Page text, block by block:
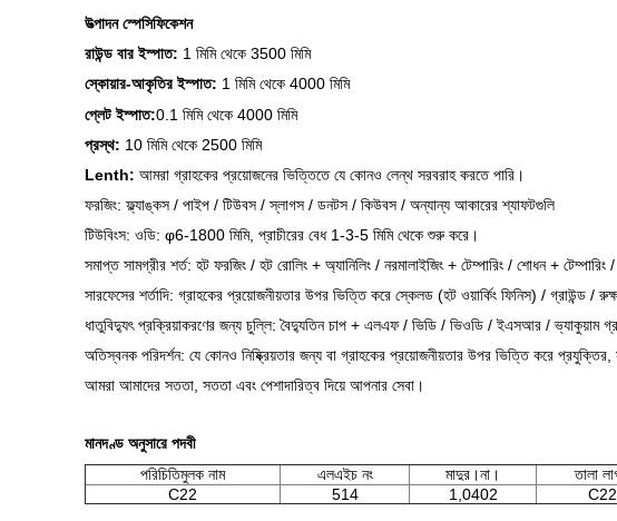
উত্পাদন স্পেসিফিকেশন
রাউন্ড বার ইস্পাত: 1 মিমি থেকে 3500 মিমি
স্কোয়ার-আকৃতির ইস্পাত: 1 মিমি থেকে 4000 মিমি
প্লেট ইস্পাত:0.1 মিমি থেকে 4000 মিমি
প্রস্থ: 10 মিমি থেকে 2500 মিমি
Lenth: আমরা গ্রাহকের প্রয়োজনের ভিত্তিতে যে কোনও লেন্থ সরবরাহ করতে পারি।
ফরজিং: ফ্ল্যাঙ্কস / পাইপ / টিউবস / স্লাগস / ডনটস / কিউবস / অন্যান্য আকারের শ্যাফটগুলি
টিউবিংস: ওডি: φ6-1800 মিমি, প্রাচীরের বেধ 1-3-5 মিমি থেকে শুরু করে।
সমাপ্ত সামগ্রীর শর্ত: হট ফরজিং / হট রোলিং + অ্যানিলিং / নরমালাইজিং + টেম্পারিং / শোধন +
সারফেসের শর্তাদি: গ্রাহকের প্রয়োজনীয়তার উপর ভিত্তি করে স্কেলড (হট ওয়ার্কিং ফিনিস) / গ্রাউন্ড / রুক্ষ
ধাতুবিদ্যুৎ প্রক্রিয়াকরণের জন্য চুল্লি: বৈদ্যুতিন চাপ + এলএফ / ভিডি / ভিওডি / ইএসআর / ভ্যাকুয়াম
অতিস্বনক পরিদর্শন: যে কোনও নিষ্ক্রিয়তার জন্য বা গ্রাহকের প্রয়োজনীয়তার উপর ভিত্তি করে প্রযুক্তির,
আমরা আমাদের সততা, সততা এবং পেশাদারিত্ব দিয়ে আপনার সেবা।
মানদণ্ড অনুসারে পদবী
পরিচিতিমুলক নাম
এলএইচ নং মাদুর।না। তালা
C22
514 1,0402 C22